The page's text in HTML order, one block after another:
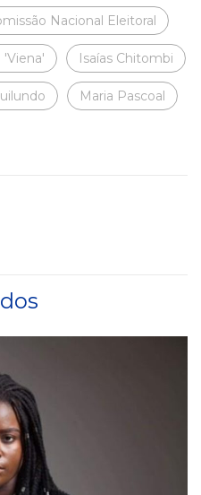
Nacional Eleitoral
'Viena' Isaías Chitombi
Maria Pascoal